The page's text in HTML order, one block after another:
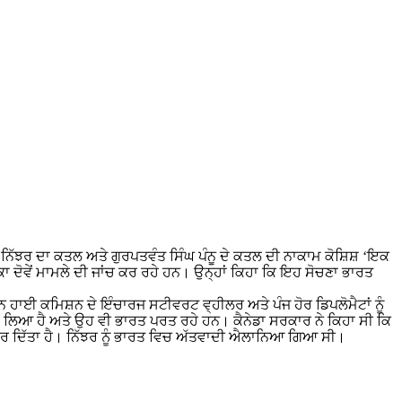
ਨਿੱਝਰ ਦਾ ਕਤਲ ਅਤੇ ਗੁਰਪਤਵੰਤ ਸਿੰਘ ਪੰਨੂ ਦੇ ਕਤਲ ਦੀ ਨਾਕਾਮ ਕੋਸ਼ਿਸ਼ ‘ਇਕ
ਦੋਵੇਂ ਮਾਮਲੇ ਦੀ ਜਾਂਚ ਕਰ ਰਹੇ ਹਨ। ਉਨ੍ਹਾਂ ਕਿਹਾ ਕਿ ਇਹ ਸੋਚਣਾ ਭਾਰਤ
ਹਾਈ ਕਮਿਸ਼ਨ ਦੇ ਇੰਚਾਰਜ ਸਟੀਵਰਟ ਵ੍ਹੀਲਰ ਅਤੇ ਪੰਜ ਹੋਰ ਡਿਪਲੋਮੈਟਾਂ ਨੂੰ
ਹੈ ਅਤੇ ਉਹ ਵੀ ਭਾਰਤ ਪਰਤ ਰਹੇ ਹਨ। ਕੈਨੇਡਾ ਸਰਕਾਰ ਨੇ ਕਿਹਾ ਸੀ ਕਿ
ਦਿੱਤਾ ਹੈ। ਨਿੱਝਰ ਨੂੰ ਭਾਰਤ ਵਿਚ ਅੱਤਵਾਦੀ ਐਲਾਨਿਆ ਗਿਆ ਸੀ।